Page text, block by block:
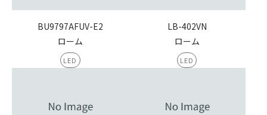
BU9797AFUV-E2
ローム
LED
LB-402VN
ローム
LED